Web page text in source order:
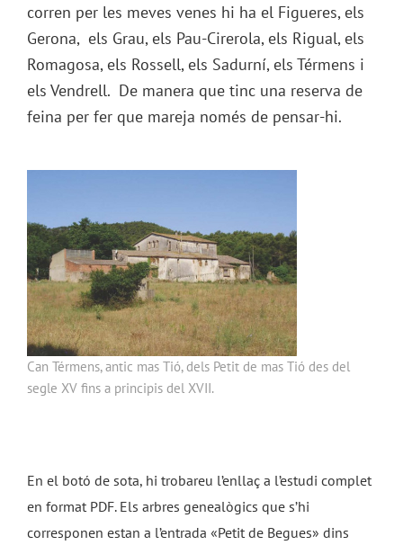
corren per les meves venes hi ha el Figueres, els
Gerona, els Grau, els Pau-Cirerola, els Rigual, els
Romagosa, els Rossell, els Sadurní, els Térmens i
els Vendrell. De manera que tinc una reserva de
feina per fer que mareja només de pensar-hi.
Can Térmens, antic mas Tió, dels Petit de mas Tió des del
segle XV fins a principis del XVII.
En el botó de sota, hi trobareu l’enllaç a l’estudi complet
en format PDF. Els arbres genealògics que s’hi
corresponen estan a l’entrada «Petit de Begues» dins